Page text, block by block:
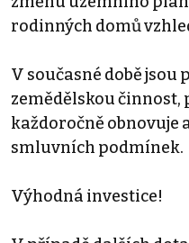
rodinných domů
V současné době
zemědělskou činnost,
každoročně obnovuje
smluvních podmínek.
Výhodná investice!